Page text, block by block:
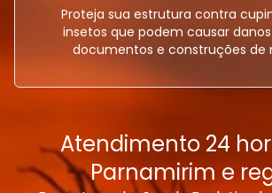
Proteja sua estrutura contra
insetos que podem causar
documentos e construções de
Atendimento 24
Parnamirim e